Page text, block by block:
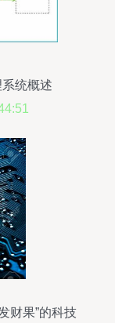
统概述
财果”的科技